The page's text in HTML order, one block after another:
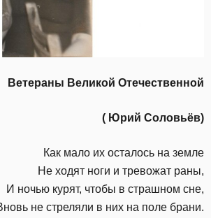
Ветераны Великой Отечественной
( Юрий Соловьёв)
Как мало их осталось на земле
Не ходят ноги и тревожат раны,
И ночью курят, чтобы в страшном сне,
не стреляли в них на поле брани.